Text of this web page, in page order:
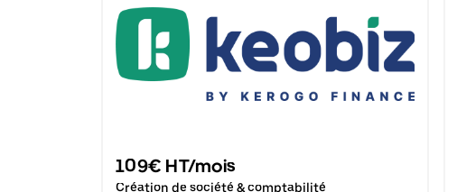
109€ HT/mois
Création de société & comptabilité